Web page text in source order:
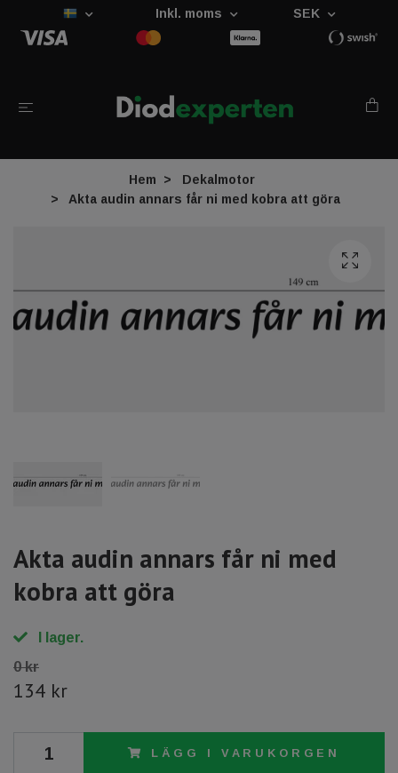
Inkl. moms SEK
Hem
Dekalmotor
Akta audin annars får ni med kobra att göra
Akta audin annars får ni med
kobra att göra
I lager.
0 kr
134 kr
LÄGG I VARUKORGEN